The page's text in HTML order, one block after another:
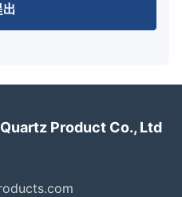
出
Product Co., Ltd